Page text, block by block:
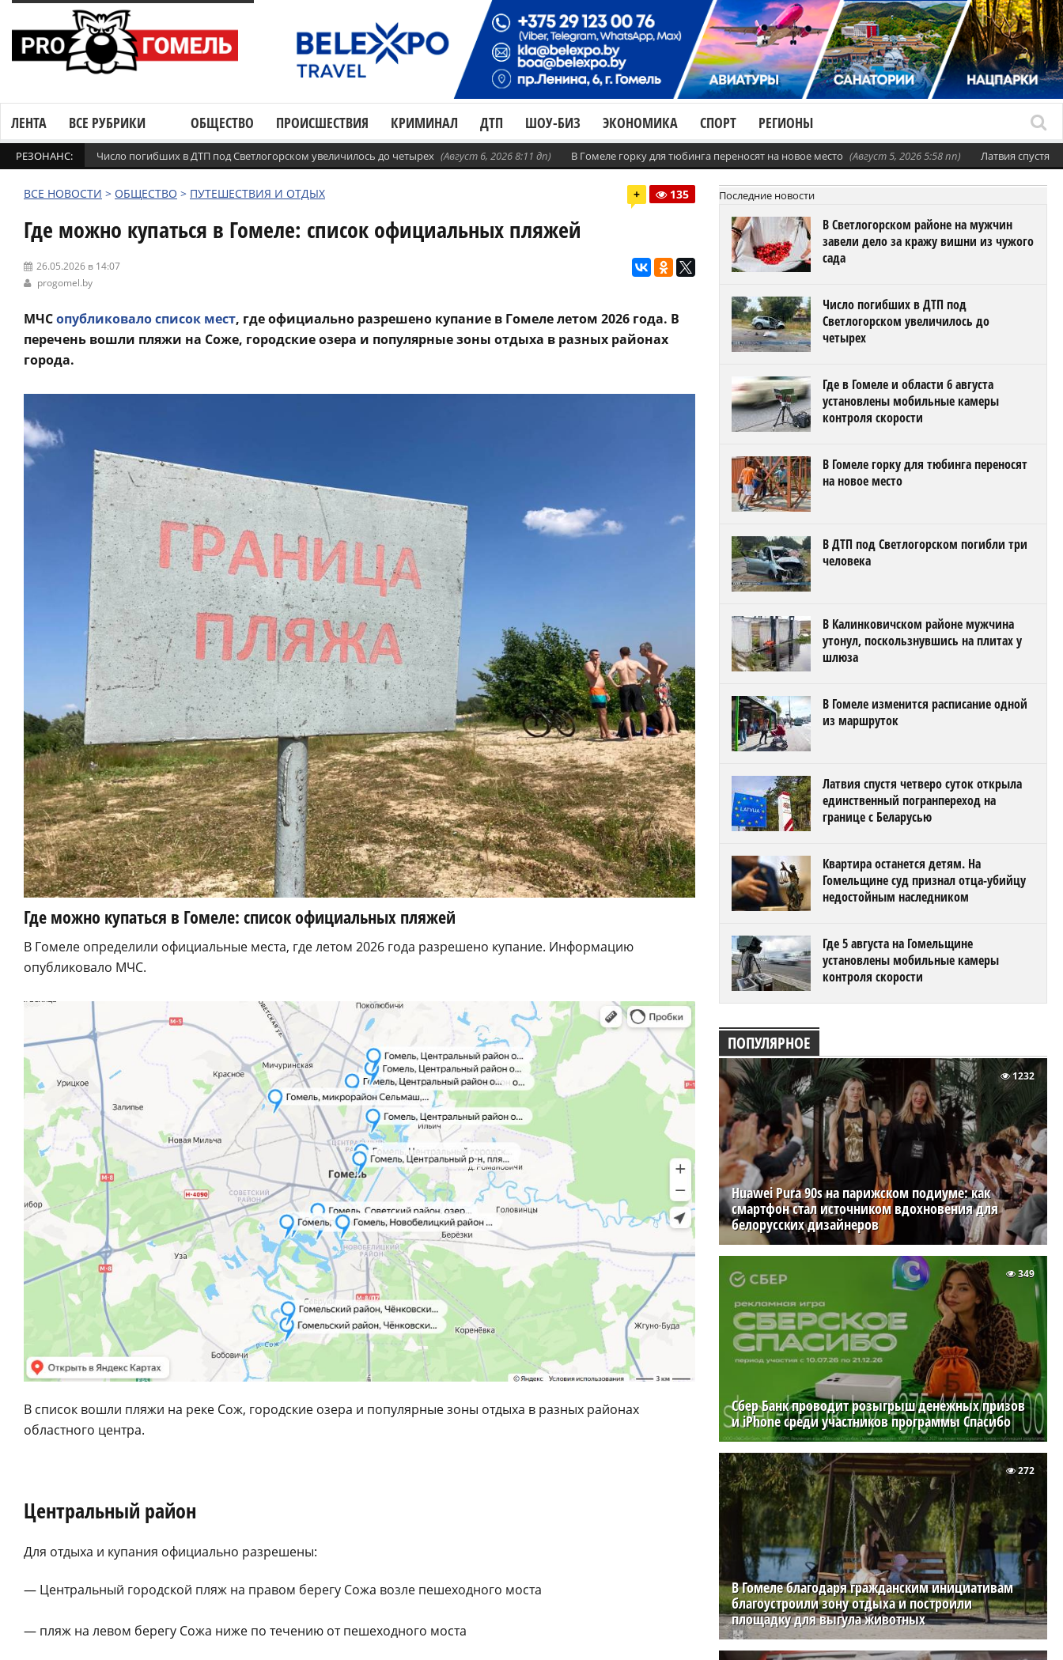
ЛЕНТА ВСЕ РУБРИКИ ОБЩЕСТВО ПРОИСШЕСТВИЯ КРИМИНАЛ ДТП ШОУ-БИЗ ЭКОНОМИКА СПОРТ РЕГИОНЫ
РЕЗОНАНС: Число погибших в ДТП под Светлогорском увеличилось до четырех (Август 6, 2026 8:11 дп) В Гомеле горку для тюбинга переносят на новое место (Август 5, 2026 5:58 пп) Латвия спустя
ВСЕ НОВОСТИ > ОБЩЕСТВО > ПУТЕШЕСТВИЯ И ОТДЫХ + 135
Где можно купаться в Гомеле: список официальных пляжей
26.05.2026 в 14:07
progomel.by
МЧСопубликовало список мест, где официально разрешено купание в Гомеле летом 2026 года. В
перечень вошли пляжи на Соже, городские озера и популярные зоны отдыха в разных районах
города.
Где можно купаться в Гомеле: список официальных пляжей
В Гомеле определили официальные места, где летом 2026 года разрешено купание. Информацию
опубликовало МЧС.
В список вошли пляжи на реке Сож, городские озера и популярные зоны отдыха в разных районах
областного центра.
Центральный район
Для отдыха и купания официально разрешены:
— Центральный городской пляж на правом берегу Сожа возле пешеходного моста
— пляж на левом берегу Сожа ниже по течению от пешеходного моста
Последние новости
В Светлогорском районе на мужчин
завели дело за кражу вишни из чужого
сада
Число погибших в ДТП под
Светлогорском увеличилось до
четырех
Где в Гомеле и области 6 августа
установлены мобильные камеры
контроля скорости
В Гомеле горку для тюбинга переносят
на новое место
В ДТП под Светлогорском погибли три
человека
В Калинковичском районе мужчина
утонул, поскользнувшись на плитах у
шлюза
В Гомеле изменится расписание одной
из маршруток
Латвия спустя четверо суток открыла
единственный погранпереход на
границе с Беларусью
Квартира останется детям. На
Гомельщине суд признал отца-убийцу
недостойным наследником
Где 5 августа на Гомельщине
установлены мобильные камеры
контроля скорости
ПОПУЛЯРНОЕ
Huawei Pura 90s на парижском подиуме: как
смартфон стал источником вдохновения для
белорусских дизайнеров
1232
Сбер Банк проводит розыгрыш денежных призов
и iPhone среди участников программы Спасибо
349
В Гомеле благодаря гражданским инициативам
благоустроили зону отдыха и построили
площадку для выгула животных
272